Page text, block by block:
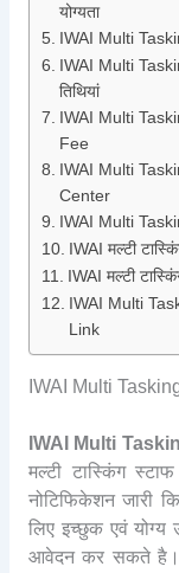
योग्यता
IWAI Multi
IWAI Multi
तिथियां
IWAI Multi
Fee
IWAI Multi
Center
IWAI Multi
IWAI मल्टी
IWAI मल्टी
IWAI Multi
Link
IWAI Multi
IWAI Multi
मल्टी टास्किंग
नोटिफिकेशन जारी
लिए इच्छुक एवं योग्य
आवेदन कर सकते है।